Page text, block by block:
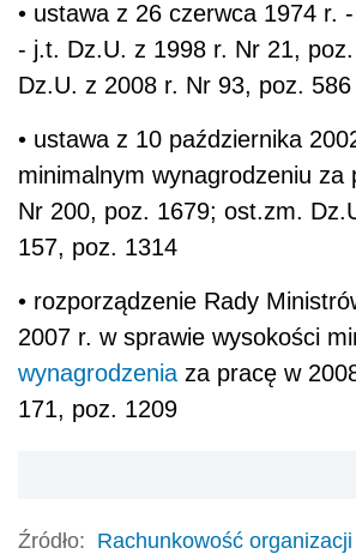
• ustawa z 26 czerwca 1974 r.
- j.t. Dz.U. z 1998 r. Nr 21,
Dz.U. z 2008 r. Nr 93, poz. 586
• ustawa z 10 października
minimalnym wynagrodzeniu za
Nr 200, poz. 1679; ost.zm.
157, poz. 1314
• rozporządzenie Rady
2007 r. w sprawie wysokości
wynagrodzenia za pracę w
171, poz. 1209
Źródło: Rachunkowość